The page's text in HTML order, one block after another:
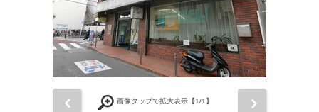
画像タップで拡大表示【1/1】